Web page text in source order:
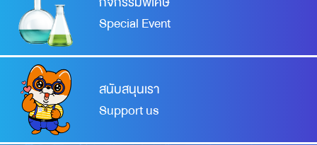
Special Event
สนับสนุนเรา
Support us